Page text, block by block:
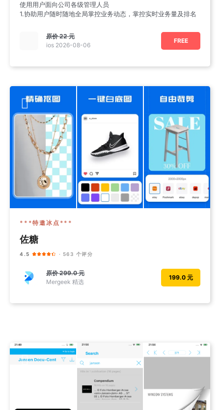
使用用户面向公司各级管理人员
1.协助用户随时随地全局掌控业务动态，掌控实时业务量及排名
原价22 元
ios 2026-08-06
FREE
***特邀冰点***
佐糖
4.5 · 563 个评分
原价299.0 元
Mergeek 精选
199.0 元